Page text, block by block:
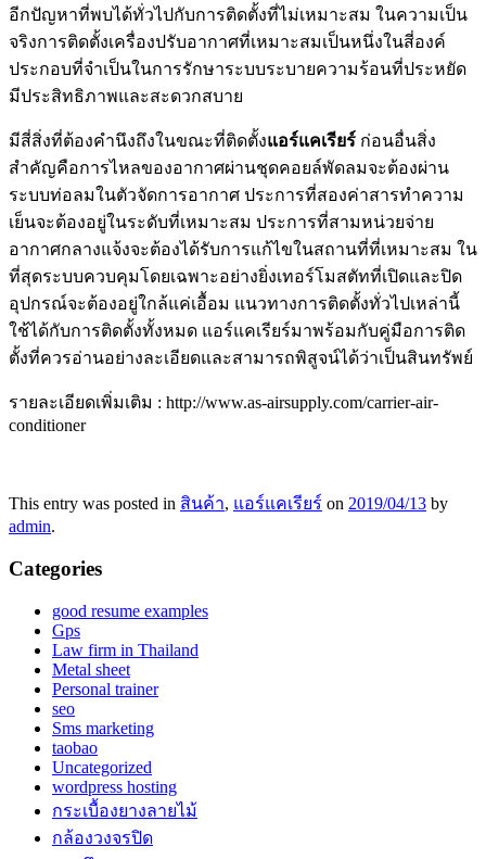
อีกปัญหาที่พบได้ทั่วไปกับการติดตั้งที่ไม่เหมาะสม ในความเป็น
จริงการติดตั้งเครื่องปรับอากาศที่เหมาะสมเป็นหนึ่งในสี่องค์
ประกอบที่จำเป็นในการรักษาระบบระบายความร้อนที่ประหยัด
มีประสิทธิภาพและสะดวกสบาย
มีสี่สิ่งที่ต้องคำนึงถึงในขณะที่ติดตั้งแอร์แคเรียร์ ก่อนอื่นสิ่ง
สำคัญคือการไหลของอากาศผ่านชุดคอยล์พัดลมจะต้องผ่าน
ระบบท่อลมในตัวจัดการอากาศ ประการที่สองค่าสารทำความ
เย็นจะต้องอยู่ในระดับที่เหมาะสม ประการที่สามหน่วยจ่าย
อากาศกลางแจ้งจะต้องได้รับการแก้ไขในสถานที่ที่เหมาะสม ใน
ที่สุดระบบควบคุมโดยเฉพาะอย่างยิ่งเทอร์โมสตัทที่เปิดและปิด
อุปกรณ์จะต้องอยู่ใกล้แค่เอื้อม แนวทางการติดตั้งทั่วไปเหล่านี้
ใช้ได้กับการติดตั้งทั้งหมด แอร์แคเรียร์มาพร้อมกับคู่มือการติด
ตั้งที่ควรอ่านอย่างละเอียดและสามารถพิสูจน์ได้ว่าเป็นสินทรัพย์
รายละเอียดเพิ่มเติม : http://www.as-airsupply.com/carrier-air-
conditioner
This entry was posted in สินค้า, แอร์แคเรียร์ on 2019/04/13 by
admin.
Categories
good resume examples
Gps
Law firm in Thailand
Metal sheet
Personal trainer
seo
Sms marketing
taobao
Uncategorized
wordpress hosting
กระเบื้องยางลายไม้
กล้องวงจรปิด